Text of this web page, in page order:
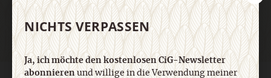
NICHTS VERPASSEN
Ja, ich möchte den kostenlosen CiG-Newsletter
abonnierenund willige in die Verwendung meiner